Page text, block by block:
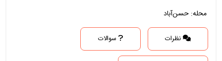
محله: حسن‌آباد
نظرات سوالات